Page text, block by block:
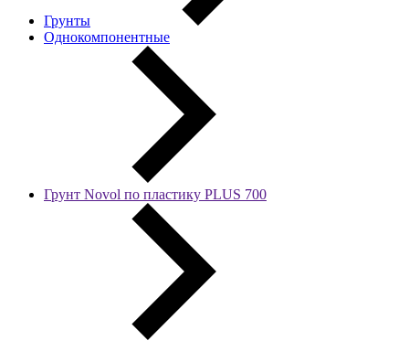
Грунты
Однокомпонентные
Грунт Novol по пластику PLUS 700